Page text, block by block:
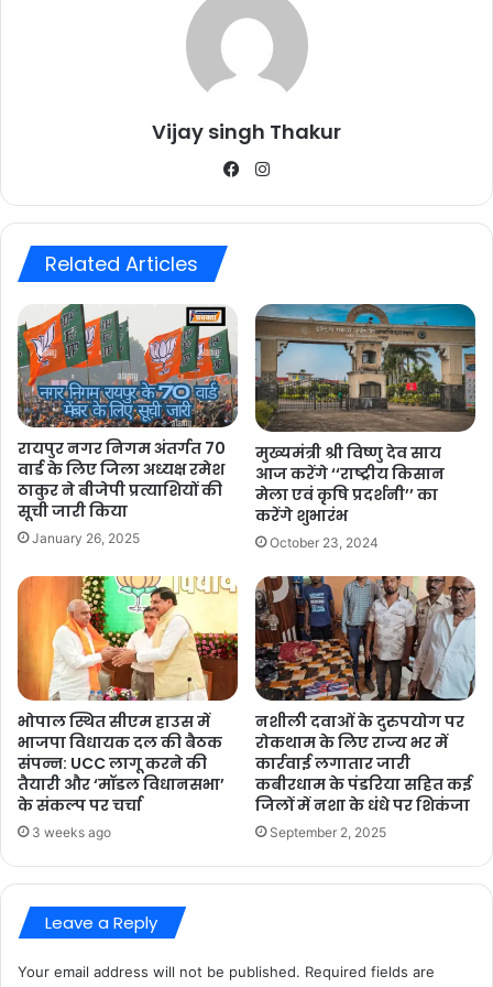
Vijay singh Thakur
Facebook
Related Articles
रायपुर नगर निगम अंतर्गत 70
वार्ड के लिए जिला अध्यक्ष रमेश
ठाकुर ने बीजेपी प्रत्याशियों की
सूची जारी किया
January 26, 2025
मुख्यमंत्री श्री विष्णु देव साय
आज करेंगे ‘‘राष्ट्रीय किसान
मेला एवं कृषि प्रदर्शनी’’ का
करेंगे शुभारंभ
October 23, 2024
भोपाल स्थित सीएम हाउस में
भाजपा विधायक दल की बैठक
संपन्न: UCC लागू करने की
तैयारी और ‘मॉडल विधानसभा’
के संकल्प पर चर्चा
3 weeks ago
नशीली दवाओं के दुरुपयोग पर
रोकथाम के लिए राज्य भर में
कार्रवाई लगातार जारी
कबीरधाम के पंडरिया सहित कई
जिलों में नशा के धंधे पर शिकंजा
September 2, 2025
Leave a Reply
Your email address will not be published. Required fields are